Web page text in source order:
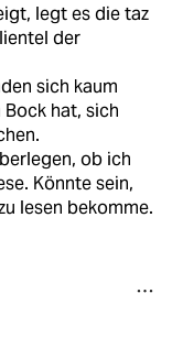
legt es die taz
der
sich kaum
hat, sich
ob ich
Könnte sein,
lesen bekomme.